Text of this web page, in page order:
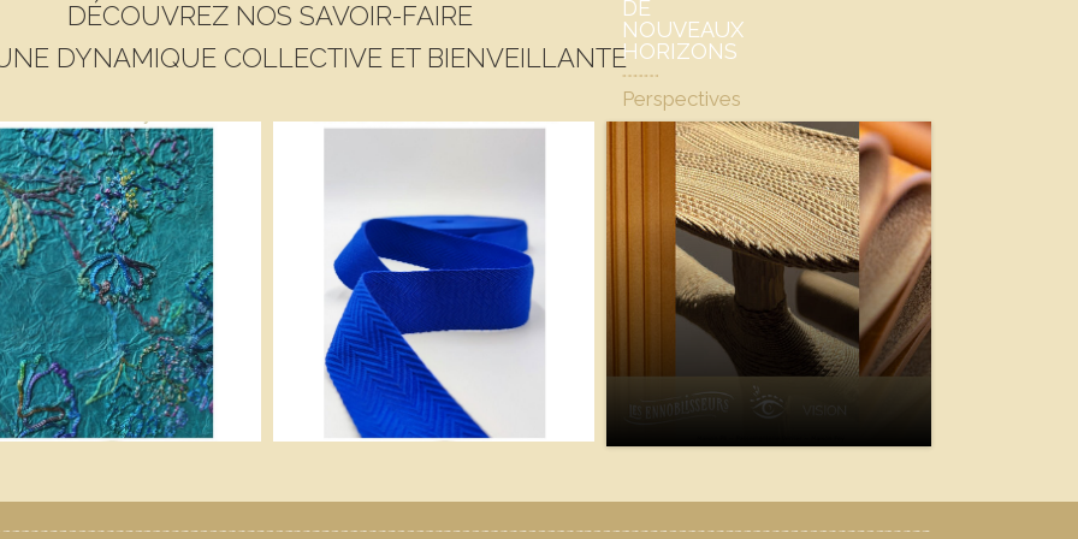
DÉCOUVREZ NOS SAVOIR-FAIRE
DYNAMIQUE COLLECTIVE ET BIENVEILLANTE
DE
NOUVEAUX
HORIZONS
Perspectives